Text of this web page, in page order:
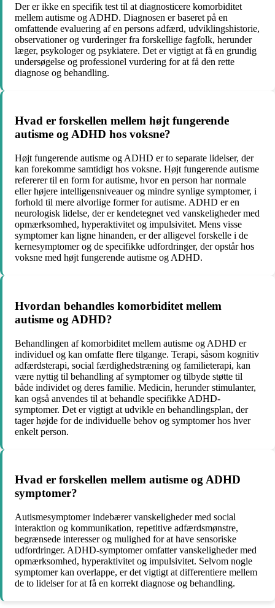
Der er ikke en specifik test til at diagnosticere komorbiditet
mellem autisme og ADHD. Diagnosen er baseret på en
omfattende evaluering af en persons adfærd, udviklingshistorie,
observationer og vurderinger fra forskellige fagfolk, herunder
læger, psykologer og psykiatere. Det er vigtigt at få en grundig
undersøgelse og professionel vurdering for at få den rette
diagnose og behandling.
Hvad er forskellen mellem højt fungerende
autisme og ADHD hos voksne?
Højt fungerende autisme og ADHD er to separate lidelser, der
kan forekomme samtidigt hos voksne. Højt fungerende autisme
refererer til en form for autisme, hvor en person har normale
eller højere intelligensniveauer og mindre synlige symptomer, i
forhold til mere alvorlige former for autisme. ADHD er en
neurologisk lidelse, der er kendetegnet ved vanskeligheder med
opmærksomhed, hyperaktivitet og impulsivitet. Mens visse
symptomer kan ligne hinanden, er der alligevel forskelle i de
kernesymptomer og de specifikke udfordringer, der opstår hos
voksne med højt fungerende autisme og ADHD.
Hvordan behandles komorbiditet mellem
autisme og ADHD?
Behandlingen af komorbiditet mellem autisme og ADHD er
individuel og kan omfatte flere tilgange. Terapi, såsom kognitiv
adfærdsterapi, social færdighedstræning og familieterapi, kan
være nyttig til behandling af symptomer og tilbyde støtte til
både individet og deres familie. Medicin, herunder stimulanter,
kan også anvendes til at behandle specifikke ADHD-
symptomer. Det er vigtigt at udvikle en behandlingsplan, der
tager højde for de individuelle behov og symptomer hos hver
enkelt person.
Hvad er forskellen mellem autisme og ADHD
symptomer?
Autismesymptomer indebærer vanskeligheder med social
interaktion og kommunikation, repetitive adfærdsmønstre,
begrænsede interesser og mulighed for at have sensoriske
udfordringer. ADHD-symptomer omfatter vanskeligheder med
opmærksomhed, hyperaktivitet og impulsivitet. Selvom nogle
symptomer kan overlappe, er det vigtigt at differentiere mellem
de to lidelser for at få en korrekt diagnose og behandling.